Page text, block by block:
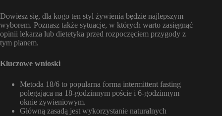
Dowiesz się, dla kogo ten styl żywienia będzie najlepszym
wyborem. Poznasz także sytuacje, w których warto zasięgnąć
opinii lekarza lub dietetyka przed rozpoczęciem przygody z
tym planem.
Kluczowe wnioski
Metoda 18/6 to popularna forma intermittent fasting
polegająca na 18-godzinnym poście i 6-godzinnym
oknie żywieniowym.
Główną zasadą jest wykorzystanie naturalnych